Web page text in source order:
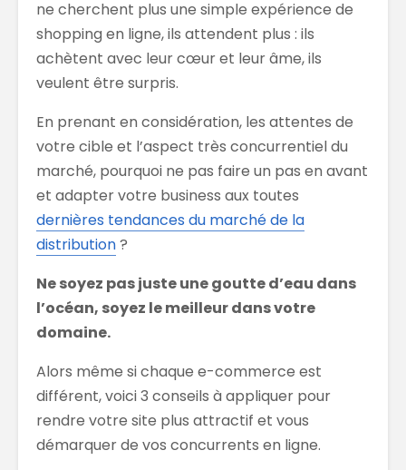
ne cherchent plus une simple expérience de
shopping en ligne, ils attendent plus : ils
achètent avec leur cœur et leur âme, ils
veulent être surpris.
En prenant en considération, les attentes de
votre cible et l’aspect très concurrentiel du
marché, pourquoi ne pas faire un pas en avant
et adapter votre business aux toutes
dernières tendances du marché de la
distribution?
Ne soyez pas juste une goutte d’eau dans
l’océan, soyez le meilleur dans votre
domaine.
Alors même si chaque e-commerce est
différent, voici 3 conseils à appliquer pour
rendre votre site plus attractif et vous
démarquer de vos concurrents en ligne.